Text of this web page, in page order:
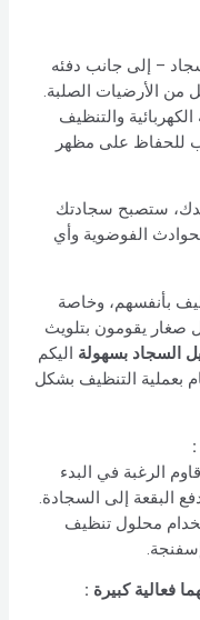
– إلى جانب دفئه
من الأرضيات الصلبة.
والتنظيف
للحفاظ على مظهر
ستصبح سجادتك
الفوضوية وأي
بأنفسهم، وخاصة
صغار يقومون بتلويث
السجاد بسهولة اليكم
بعملية التنظيف بشكل
:
الرغبة في البدء
البقعة إلى السجادة.
محلول تنظيف
فعالية كبيرة :